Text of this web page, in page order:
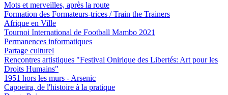
Mots et merveilles, après la route
Formation des Formateurs-trices / Train the Trainers
Afrique en Ville
Tournoi International de Football Mambo 2021
Permanences informatiques
Partage culturel
Rencontres artistiques "Festival Onirique des Libertés: Art pour les
Droits Humains"
1951 hors les murs - Arsenic
Capoeira, de l'histoire à la pratique